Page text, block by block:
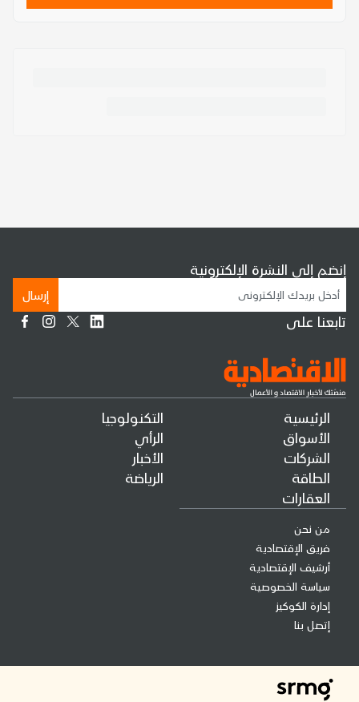
الرئيسية
الأسواق
الشركات
الطاقة
العقارات
التكنولوجيا
الرأي
الأخبار
الرياضة
من نحن
فريق الإقتصادية
أرشيف الإقتصادية
سياسة الخصوصية
إدارة الكوكيز
إتصل بنا
إنضم إلى النشرة الإلكترونية
إرسال
تابعنا على